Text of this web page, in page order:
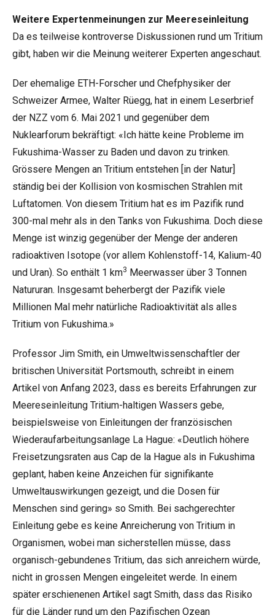
Weitere Expertenmeinungen zur Meereseinleitung
Da es teilweise kontroverse Diskussionen rund um Tritium
gibt, haben wir die Meinung weiterer Experten angeschaut.
Der ehemalige ETH-Forscher und Chefphysiker der
Schweizer Armee, Walter Rüegg, hat in einem Leserbrief
der NZZ vom 6. Mai 2021 und gegenüber dem
Nuklearforum bekräftigt: «Ich hätte keine Probleme im
Fukushima-Wasser zu Baden und davon zu trinken.
Grössere Mengen an Tritium entstehen [in der Natur]
ständig bei der Kollision von kosmischen Strahlen mit
Luftatomen. Von diesem Tritium hat es im Pazifik rund
300-mal mehr als in den Tanks von Fukushima. Doch diese
Menge ist winzig gegenüber der Menge der anderen
radioaktiven Isotope (vor allem Kohlenstoff-14, Kalium-40
und Uran). So enthält 1 km3 Meerwasser über 3 Tonnen
Natururan. Insgesamt beherbergt der Pazifik viele
Millionen Mal mehr natürliche Radioaktivität als alles
Tritium von Fukushima.»
Professor Jim Smith, ein Umweltwissenschaftler der
britischen Universität Portsmouth, schreibt in einem
Artikel von Anfang 2023, dass es bereits Erfahrungen zur
Meereseinleitung Tritium-haltigen Wassers gebe,
beispielsweise von Einleitungen der französischen
Wiederaufarbeitungsanlage La Hague: «Deutlich höhere
Freisetzungsraten aus Cap de la Hague als in Fukushima
geplant, haben keine Anzeichen für signifikante
Umweltauswirkungen gezeigt, und die Dosen für
Menschen sind gering» so Smith. Bei sachgerechter
Einleitung gebe es keine Anreicherung von Tritium in
Organismen, wobei man sicherstellen müsse, dass
organisch-gebundenes Tritium, das sich anreichern würde,
nicht in grossen Mengen eingeleitet werde. In einem
später erschienenen Artikel sagt Smith, dass das Risiko
für die Länder rund um den Pazifischen Ozean